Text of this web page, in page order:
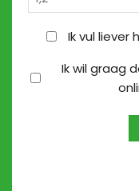
Ik vul liever
Ik wil graag